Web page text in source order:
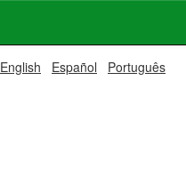
English Español Português